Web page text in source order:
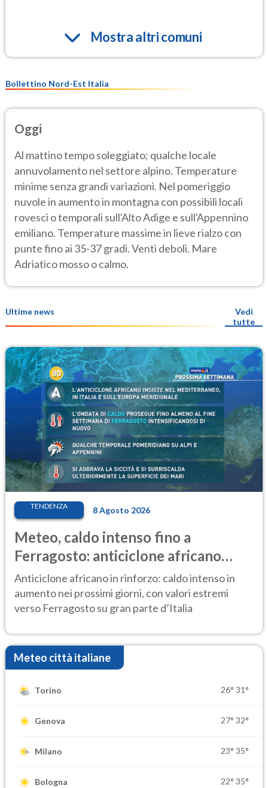
Mostra altri comuni
Bollettino Nord-Est Italia
Oggi
Al mattino tempo soleggiato; qualche locale
annuvolamento nel settore alpino. Temperature
minime senza grandi variazioni. Nel pomeriggio
nuvole in aumento in montagna con possibili locali
rovesci o temporali sull'Alto Adige e sull'Appennino
emiliano. Temperature massime in lieve rialzo con
punte fino ai 35-37 gradi. Venti deboli. Mare
Adriatico mosso o calmo.
Ultime news
Vedi
tutte
TENDENZA 8 Agosto 2026
Meteo, caldo intenso fino a
Ferragosto: anticiclone africano
ancora protagonista
Anticiclone africano in rinforzo: caldo intenso in
aumento nei prossimi giorni, con valori estremi
verso Ferragosto su gran parte d’Italia
Meteo città italiane
Torino 26° 31°
Genova 27° 32°
Milano 23° 35°
Bologna 22° 35°